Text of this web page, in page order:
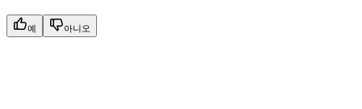
예 아니오